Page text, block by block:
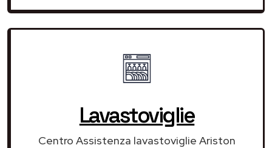
Lavastoviglie
Centro Assistenza lavastoviglie Ariston